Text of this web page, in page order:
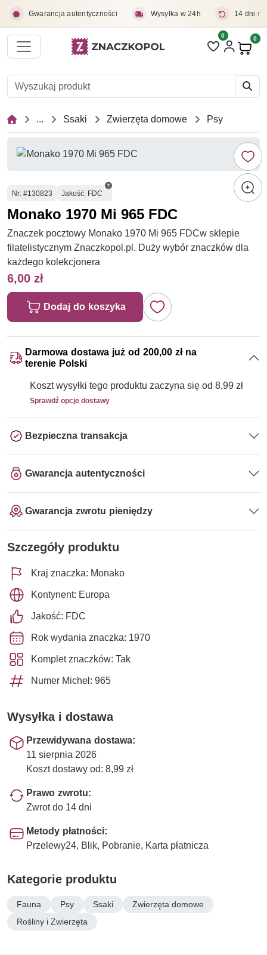
Gwarancja autentyczności Wysyłka w 24h 14 dni
Liczba pozycji
0 0
... Ssaki Zwierzęta domowe Psy
Numer
Nr: #130823 Jakość: FDC
Monako 1970 Mi 965 FDC
Znaczek pocztowy Monako 1970 Mi 965 FDCw sklepie
filatelistycznym Znaczkopol.pl. Duży wybór znaczków dla
każdego kolekcjonera
6,00 zł
Dodaj do koszyka
Darmowa dostawa już od 200,00 zł na
terenie Polski
Koszt wysyłki tego produktu zaczyna się od 8,99 zł
Sprawdź opcje dostawy
Bezpieczna transakcja
Gwarancja autentyczności
Gwarancja zwrotu pieniędzy
Szczegóły produktu
Kraj znaczka: Monako
Kontynent: Europa
Jakość: FDC
Rok wydania znaczka: 1970
Komplet znaczków: Tak
Numer Michel: 965
Wysyłka i dostawa
Przewidywana dostawa:
11 sierpnia 2026
Koszt dostawy od: 8,99 zł
Prawo zwrotu:
Zwrot do 14 dni
Metody płatności:
Przelewy24, Blik, Pobranie, Karta płatnicza
Kategorie produktu
Fauna Psy Ssaki
Zwierzęta domowe
Rośliny i Zwierzęta